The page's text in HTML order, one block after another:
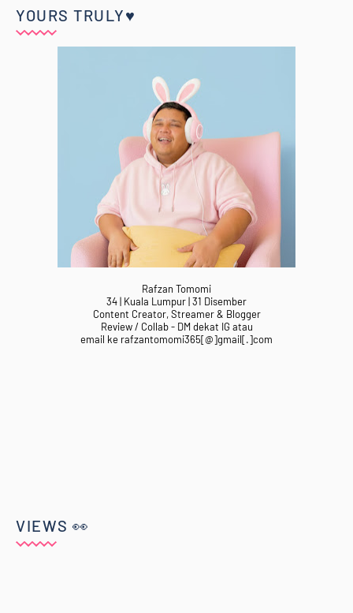
YOURS TRULY♥
Rafzan Tomomi
34 | Kuala Lumpur | 31 Disember
Content Creator, Streamer & Blogger
Review / Collab - DM dekat IG atau
email ke rafzantomomi365[@]gmail[.]com
VIEWS 👀